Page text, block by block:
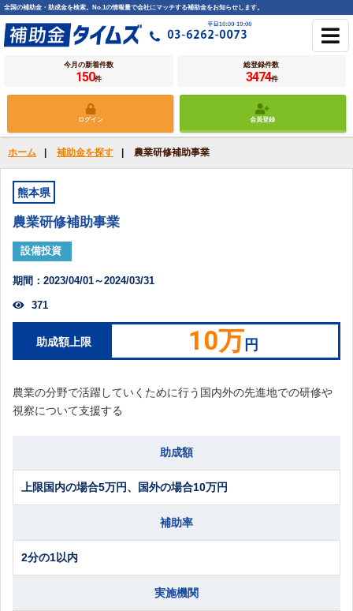
全国の補助金・助成金を検索。No.1の情報量で会社にマッチする補助金をお知らせします。
今月の新着件数
150件
総登録件数
3474件
ログイン 会員登録
ホーム | 補助金を探す | 農業研修補助事業
熊本県
農業研修補助事業
設備投資
期間：2023/04/01～2024/03/31
371
助成額上限 10万 円
農業の分野で活躍していくために行う国内外の先進地での研修や
視察について支援する
助成額
上限国内の場合5万円、国外の場合10万円
補助率
2分の1以内
実施機関